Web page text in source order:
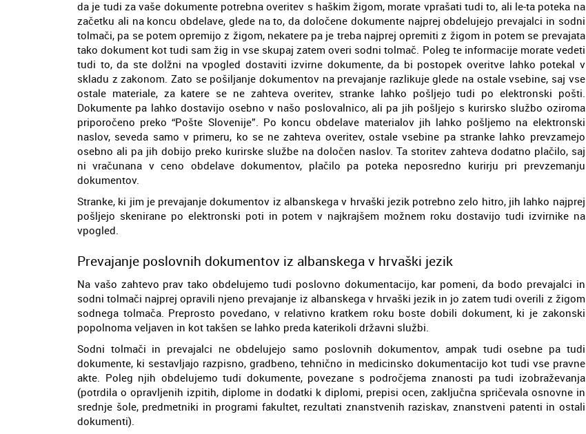
da je tudi za vaše dokumente potrebna overitev s haškim žigom, morate vprašati tudi to, ali le-ta poteka na
začetku ali na koncu obdelave, glede na to, da določene dokumente najprej obdelujejo prevajalci in sodni
tolmači, pa se potem opremijo z žigom, nekatere pa je treba najprej opremiti z žigom in potem se prevajata
tako dokument kot tudi sam žig in vse skupaj zatem overi sodni tolmač. Poleg te informacije morate vedeti
tudi to, da ste dolžni na vpogled dostaviti izvirne dokumente, da bi postopek overitve lahko potekal v
skladu z zakonom. Zato se pošiljanje dokumentov na prevajanje razlikuje glede na ostale vsebine, saj vse
ostale materiale, za katere se ne zahteva overitev, stranke lahko pošljejo tudi po elektronski pošti.
Dokumente pa lahko dostavijo osebno v našo poslovalnico, ali pa jih pošljejo s kurirsko službo oziroma
priporočeno preko “Pošte Slovenije”. Po koncu obdelave materialov jih lahko pošljemo na elektronski
naslov, seveda samo v primeru, ko se ne zahteva overitev, ostale vsebine pa stranke lahko prevzamejo
osebno ali pa jih dobijo preko kurirske službe na določen naslov. Ta storitev zahteva dodatno plačilo, saj
ni vračunana v ceno obdelave dokumentov, plačilo pa poteka neposredno kurirju pri prevzemanju
dokumentov.
Stranke, ki jim je prevajanje dokumentov iz albanskega v hrvaški jezik potrebno zelo hitro, jih lahko najprej
pošljejo skenirane po elektronski poti in potem v najkrajšem možnem roku dostavijo tudi izvirnike na
vpogled.
Prevajanje poslovnih dokumentov iz albanskega v hrvaški jezik
Na vašo zahtevo prav tako obdelujemo tudi poslovno dokumentacijo, kar pomeni, da bodo prevajalci in
sodni tolmači najprej opravili njeno prevajanje iz albanskega v hrvaški jezik in jo zatem tudi overili z žigom
sodnega tolmača. Preprosto povedano, v relativno kratkem roku boste dobili dokument, ki je zakonski
popolnoma veljaven in kot takšen se lahko preda katerikoli državni službi.
Sodni tolmači in prevajalci ne obdelujejo samo poslovnih dokumentov, ampak tudi osebne pa tudi
dokumente, ki sestavljajo razpisno, gradbeno, tehnično in medicinsko dokumentacijo kot tudi vse pravne
akte. Poleg njih obdelujemo tudi dokumente, povezane s področjema znanosti pa tudi izobraževanja
(potrdila o opravljenih izpitih, diplome in dodatki k diplomi, prepisi ocen, zaključna spričevala osnovne in
srednje šole, predmetniki in programi fakultet, rezultati znanstvenih raziskav, znanstveni patenti in ostali
dokumenti).